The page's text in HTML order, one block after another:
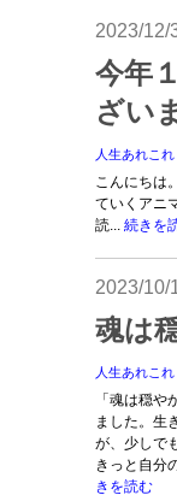
2023/12/
今年
ざい
人生あれこれ
こんにちは
ていくアニ
読... 続きを
2023/10/
魂は
人生あれこれ
「魂は穏
ました。生
が、少しで
きっと自分
きを読む